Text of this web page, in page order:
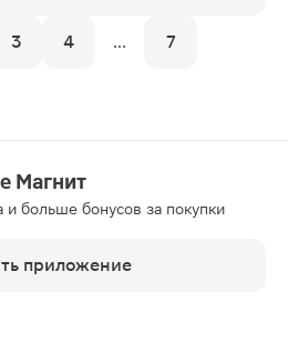
3 4 ... 7
Магнит
и больше бонусов за покупки
приложение